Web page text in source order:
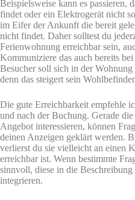
Beispielsweise kann es passieren,
findet oder ein Elektrogerät nicht
im Eifer der Ankunft die bereit
nicht findet. Daher solltest du
Ferienwohnung erreichbar sein,
Kommuniziere das auch bereits
Besucher soll sich in der
denn das steigert sein
Die gute Erreichbarkeit empfehle
und nach der Buchung. Gerade
Angebot interessieren, können
deinen Anzeigen geklärt werden.
verlierst du sie vielleicht an einen
erreichbar ist. Wenn bestimmte
sinnvoll, diese in die
integrieren.